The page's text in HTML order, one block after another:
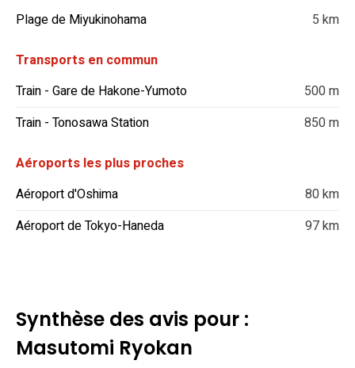
Plage de Miyukinohama
5 km
Transports en commun
Train - Gare de Hakone-Yumoto
500 m
Train - Tonosawa Station
850 m
Aéroports les plus proches
Aéroport d'Oshima
80 km
Aéroport de Tokyo-Haneda
97 km
Synthèse des avis pour :
Masutomi Ryokan